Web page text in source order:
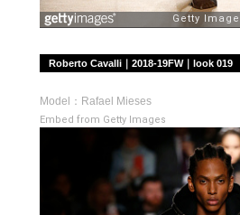
Roberto Cavalli｜2018-19FW｜look 019
Model：Rafael Mieses
Embed from Getty Images